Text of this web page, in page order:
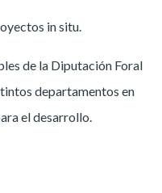
in situ.
de la Diputación Foral
departamentos en
el desarrollo.